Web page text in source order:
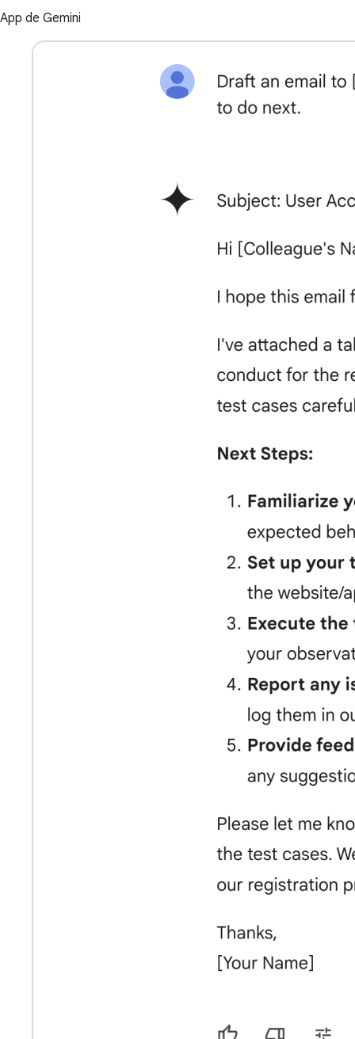
App de Gemini